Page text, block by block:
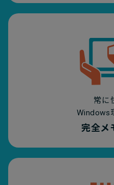
常に
Windows
完全メ